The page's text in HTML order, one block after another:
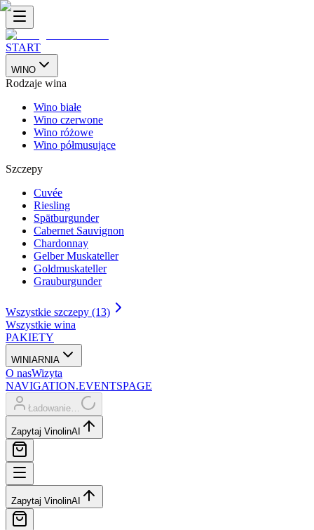
START
WINO
Rodzaje wina
Wino białe
Wino czerwone
Wino różowe
Wino półmusujące
Szczepy
Cuvée
Riesling
Spätburgunder
Cabernet Sauvignon
Chardonnay
Gelber Muskateller
Goldmuskateller
Grauburgunder
Wszystkie szczepy (13)
Wszystkie wina
PAKIETY
WINIARNIA
O nasWizyta
NAVIGATION.EVENTSPAGE
Ładowanie…
Zapytaj VinolinAI
Zapytaj VinolinAI